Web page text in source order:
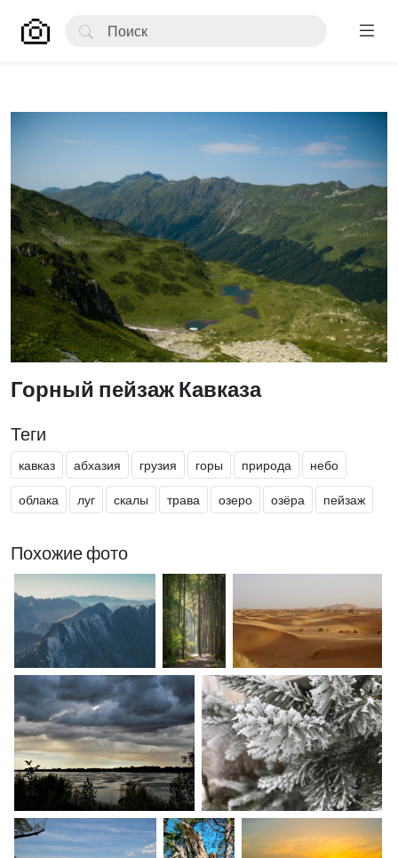
Горный пейзаж Кавказа
Теги
кавказ абхазия грузия горы природа небо
облака луг скалы трава озеро озёра пейзаж
Похожие фото